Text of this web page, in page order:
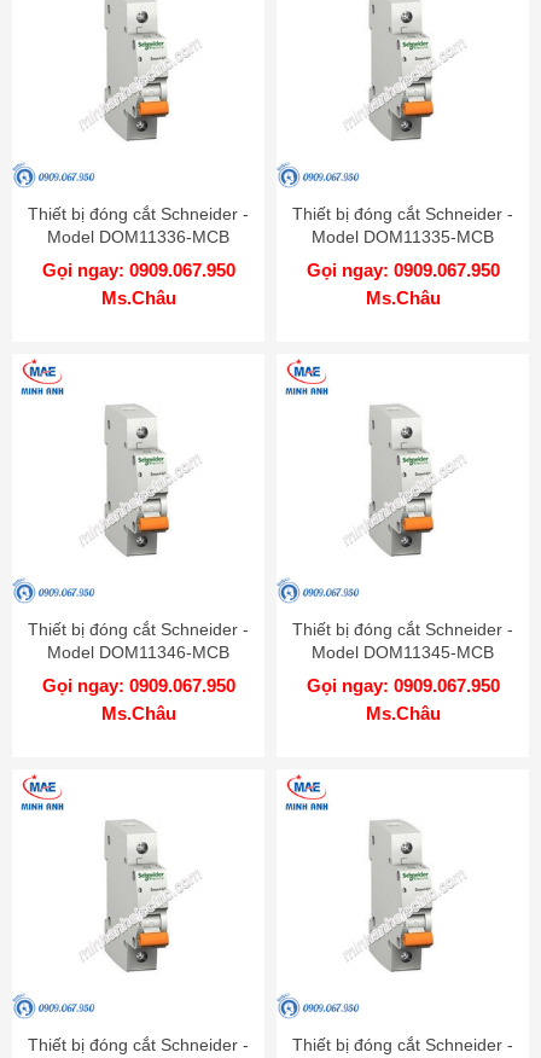
Thiết bị đóng cắt Schneider -
Model DOM11336-MCB
Gọi ngay: 0909.067.950
Ms.Châu
Thiết bị đóng cắt Schneider -
Model DOM11335-MCB
Gọi ngay: 0909.067.950
Ms.Châu
Thiết bị đóng cắt Schneider -
Model DOM11346-MCB
Gọi ngay: 0909.067.950
Ms.Châu
Thiết bị đóng cắt Schneider -
Model DOM11345-MCB
Gọi ngay: 0909.067.950
Ms.Châu
Thiết bị đóng cắt Schneider -
Thiết bị đóng cắt Schneider -